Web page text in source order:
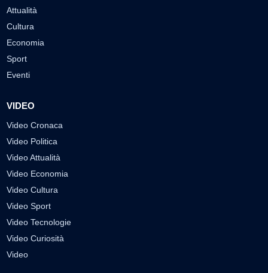
Attualità
Cultura
Economia
Sport
Eventi
VIDEO
Video Cronaca
Video Politica
Video Attualità
Video Economia
Video Cultura
Video Sport
Video Tecnologie
Video Curiosità
Video